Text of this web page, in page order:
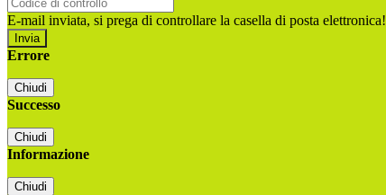
E-mail inviata, si prega di controllare la casella di posta elettronica!
Errore
Chiudi
Successo
Chiudi
Informazione
Chiudi